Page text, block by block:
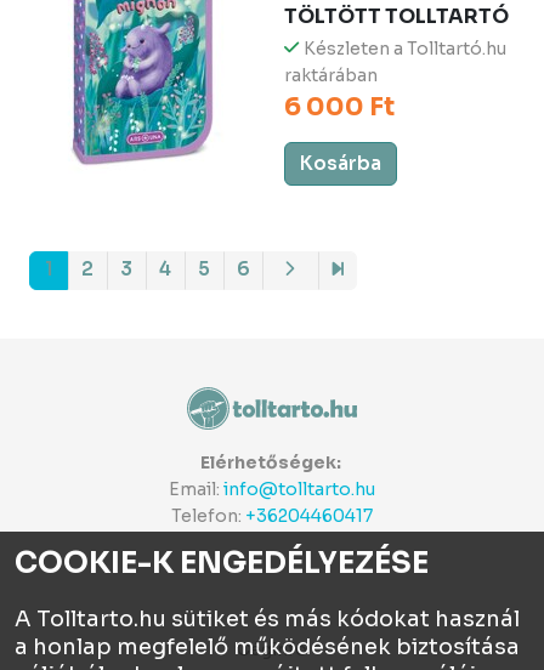
TÖLTÖTT TOLLTARTÓ
Készleten a Tolltartó.hu
raktárában
6 000 Ft
Kosárba
1 2 3 4 5 6
Elérhetőségek:
Email: info@tolltarto.hu
Telefon: +36204460417
Céginfo
COOKIE-K ENGEDÉLYEZÉSE
A Tolltarto.hu sütiket és más kódokat használ
a honlap megfelelő működésének biztosítása